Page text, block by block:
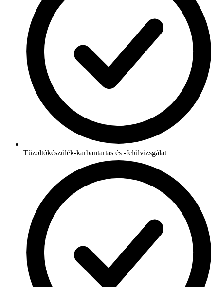
Tűzoltókészülék-karbantartás és -felülvizsgálat